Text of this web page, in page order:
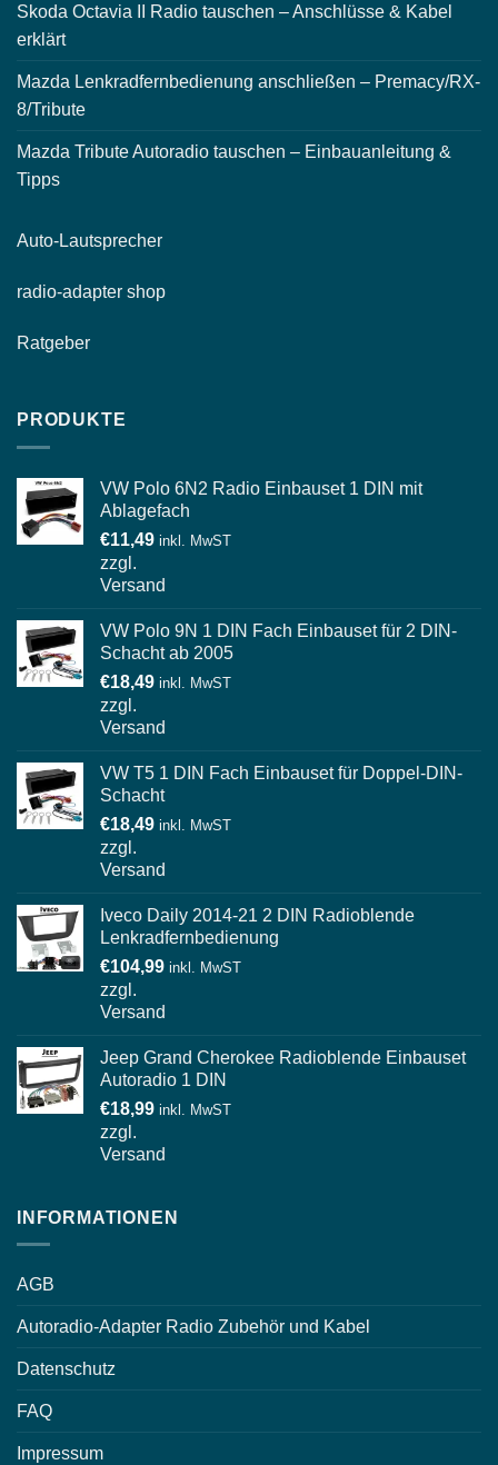
Skoda Octavia II Radio tauschen – Anschlüsse & Kabel
erklärt
Mazda Lenkradfernbedienung anschließen – Premacy/RX-
8/Tribute
Mazda Tribute Autoradio tauschen – Einbauanleitung &
Tipps
Auto-Lautsprecher
radio-adapter shop
Ratgeber
PRODUKTE
VW Polo 6N2 Radio Einbauset 1 DIN mit
Ablagefach
€11,49 inkl. MwST
zzgl.
Versand
VW Polo 9N 1 DIN Fach Einbauset für 2 DIN-
Schacht ab 2005
€18,49 inkl. MwST
zzgl.
Versand
VW T5 1 DIN Fach Einbauset für Doppel-DIN-
Schacht
€18,49 inkl. MwST
zzgl.
Versand
Iveco Daily 2014-21 2 DIN Radioblende
Lenkradfernbedienung
€104,99 inkl. MwST
zzgl.
Versand
Jeep Grand Cherokee Radioblende Einbauset
Autoradio 1 DIN
€18,99 inkl. MwST
zzgl.
Versand
INFORMATIONEN
AGB
Autoradio-Adapter Radio Zubehör und Kabel
Datenschutz
FAQ
Impressum